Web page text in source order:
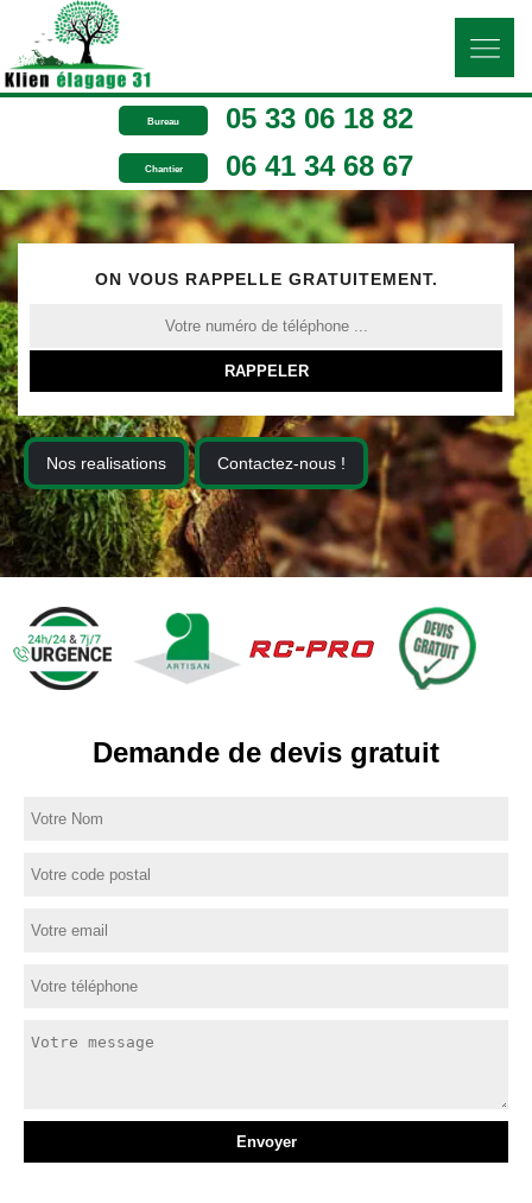
Bureau 05 33 06 18 82
Chantier 06 41 34 68 67
ON VOUS RAPPELLE GRATUITEMENT.
Nos realisations Contactez-nous !
Demande de devis gratuit